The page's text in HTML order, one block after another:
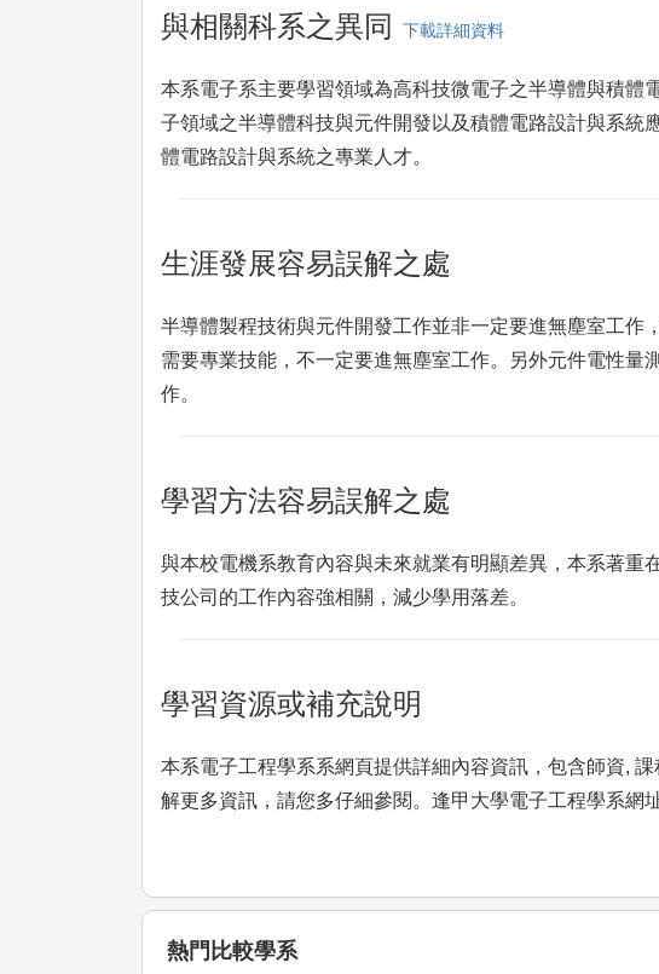
與相關科系之異同 下載詳細資料
本系電子系主要學習領域為高科技微電子之半導體與積
子領域之半導體科技與元件開發以及積體電路設計與系
體電路設計與系統之專業人才。
生涯發展容易誤解之處
半導體製程技術與元件開發工作並非一定要進無塵室工作
需要專業技能，不一定要進無塵室工作。另外元件電性
作。
學習方法容易誤解之處
與本校電機系教育內容與未來就業有明顯差異，本系著
技公司的工作內容強相關，減少學用落差。
學習資源或補充說明
本系電子工程學系系網頁提供詳細內容資訊，包含師資,
解更多資訊，請您多仔細參閱。逢甲大學電子工程學系網
熱門比較學系